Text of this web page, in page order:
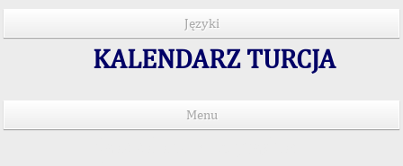
Języki
KALENDARZ TURCJA
Menu